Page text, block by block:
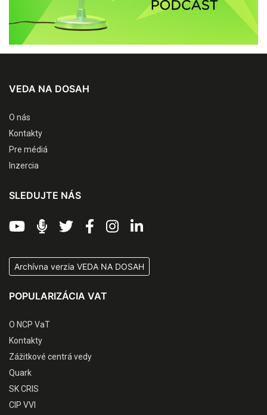
VEDA NA DOSAH
O nás
Kontakty
Pre médiá
Inzercia
SLEDUJTE NÁS
Archívna verzia VEDA NA DOSAH
POPULARIZÁCIA VAT
O NCP VaT
Kontakty
Zážitkové centrá vedy
Quark
SK CRIS
CIP VVI